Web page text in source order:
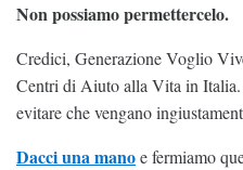
Non possiamo permettercelo.
Credici, Generazione Voglio
Centri di Aiuto alla Vita in
evitare che vengano
Dacci una manoe fermiamo